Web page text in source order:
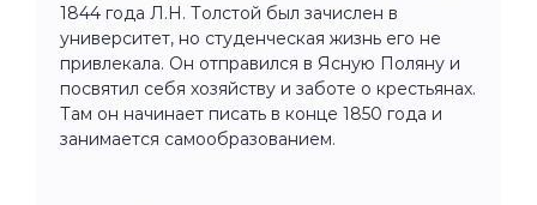
1844 года Л.Н. Толстой был зачислен в
университет, но студенческая жизнь его не
привлекала. Он отправился в Ясную Поляну и
посвятил себя хозяйству и заботе о крестьянах.
Там он начинает писать в конце 1850 года и
занимается самообразованием.